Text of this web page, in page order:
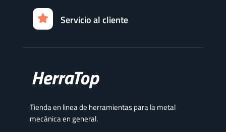
Servicio al cliente
Tienda en linea de herramientas para la metal
mecánica en general.